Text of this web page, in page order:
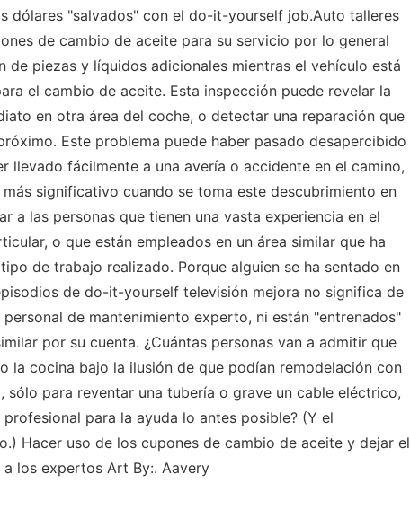
dólares "salvados" con el do-it-yourself job.Auto talleres
de cambio de aceite para su servicio por lo general
de piezas y líquidos adicionales mientras el vehículo está
el cambio de aceite. Esta inspección puede revelar la
en otra área del coche, o detectar una reparación que
Este problema puede haber pasado desapercibido
llevado fácilmente a una avería o accidente en el camino,
significativo cuando se toma este descubrimiento en
a las personas que tienen una vasta experiencia en el
o que están empleados en un área similar que ha
de trabajo realizado. Porque alguien se ha sentado en
de do-it-yourself televisión mejora no significa de
personal de mantenimiento experto, ni están "entrenados"
por su cuenta. ¿Cuántas personas van a admitir que
la cocina bajo la ilusión de que podían remodelación con
sólo para reventar una tubería o grave un cable eléctrico,
para la ayuda lo antes posible? (Y el
Hacer uso de los cupones de cambio de aceite y dejar el
los expertos Art By:. Aavery